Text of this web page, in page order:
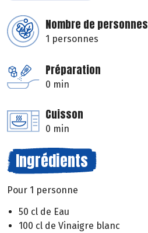
Nombre de personnes
1 personnes
Préparation
0 min
Cuisson
0 min
Ingrédients
Pour 1 personne
50 cl de Eau
100 cl de Vinaigre blanc